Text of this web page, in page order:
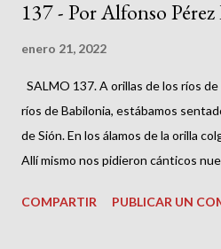
137 - Por Alfonso
enero 21, 2022
SALMO 137. A orillas de los ríos
ríos de Babilonia, estábamos
de Sión. En los álamos de la orilla
Allí mismo nos pidieron cánticos
Sión!". ¿Cómo podríamos cantar un
COMPARTIR PUBLICAR UN